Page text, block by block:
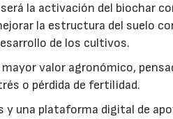
la activación del biochar
la estructura del suelo
de los cultivos.
valor agronómico,
o pérdida de fertilidad.
una plataforma digital de